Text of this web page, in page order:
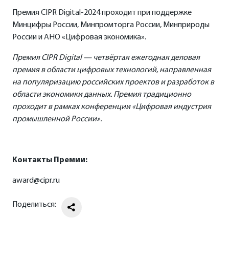
Премия CIPR Digital-2024 проходит при поддержке
Минцифры России, Минпромторга России, Минприроды
России и АНО «Цифровая экономика».
Премия CIPR Digital — четвёртая ежегодная деловая
премия в области цифровых технологий, направленная
на популяризацию российских проектов и разработок в
области экономики данных. Премия традиционно
проходит в рамках конференции «Цифровая индустрия
промышленной России».
Контакты Премии:
award@cipr.ru
Поделиться: